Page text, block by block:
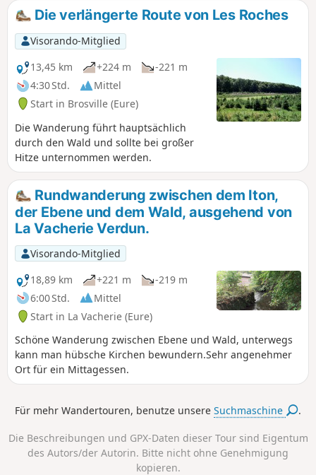
Die verlängerte Route von Les Roches
Visorando-Mitglied
13,45 km
+224 m
-221 m
4:30 Std.
Mittel
Start in Brosville (Eure)
Die Wanderung führt hauptsächlich
durch den Wald und sollte bei großer
Hitze unternommen werden.
Rundwanderung zwischen dem Iton,
der Ebene und dem Wald, ausgehend von
La Vacherie Verdun.
Visorando-Mitglied
18,89 km
+221 m
-219 m
6:00 Std.
Mittel
Start in La Vacherie (Eure)
Schöne Wanderung zwischen Ebene und Wald, unterwegs
kann man hübsche Kirchen bewundern.Sehr angenehmer
Ort für ein Mittagessen.
Für mehr Wandertouren, benutze unsereSuchmaschine .
Die Beschreibungen und GPX-Daten dieser Tour sind Eigentum
des Autors/der Autorin. Bitte nicht ohne Genehmigung
kopieren.